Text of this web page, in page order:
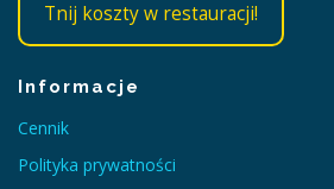
Tnij koszty w restauracji!
Informacje
Cennik
Polityka prywatności